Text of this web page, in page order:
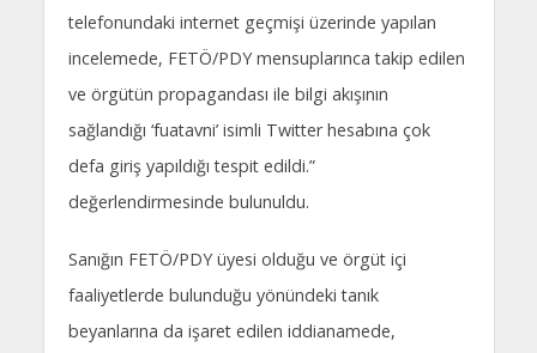
telefonundaki internet geçmişi üzerinde yapılan
incelemede, FETÖ/PDY mensuplarınca takip edilen
ve örgütün propagandası ile bilgi akışının
sağlandığı ‘fuatavni’ isimli Twitter hesabına çok
defa giriş yapıldığı tespit edildi.”
değerlendirmesinde bulunuldu.
Sanığın FETÖ/PDY üyesi olduğu ve örgüt içi
faaliyetlerde bulunduğu yönündeki tanık
beyanlarına da işaret edilen iddianamede,